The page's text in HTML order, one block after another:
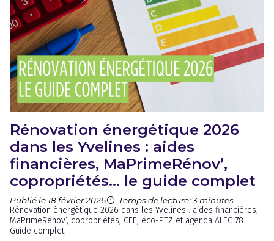
Rénovation énergétique 2026
dans les Yvelines : aides
financières, MaPrimeRénov’,
copropriétés… le guide complet
Publié le 18 février 2026 Temps de lecture: 3 minutes
Rénovation énergétique 2026 dans les Yvelines : aides financières,
MaPrimeRénov’, copropriétés, CEE, éco-PTZ et agenda ALEC 78.
Guide complet.